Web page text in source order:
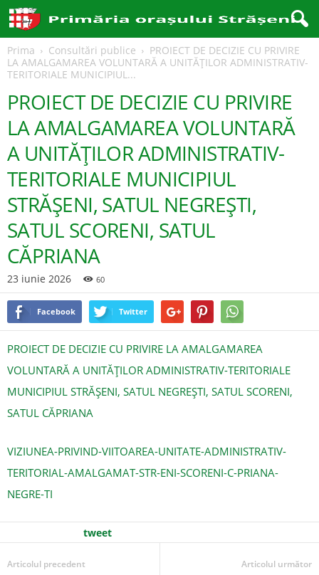
Prima Consultări publice
PROIECT DE DECIZIE CU PRIVIRE
LA AMALGAMAREA VOLUNTARĂ A UNITĂȚILOR ADMINISTRATIV-
TERITORIALE MUNICIPIUL...
PROIECT DE DECIZIE CU PRIVIRE
LA AMALGAMAREA VOLUNTARĂ
A UNITĂȚILOR ADMINISTRATIV-
TERITORIALE MUNICIPIUL
STRĂȘENI, SATUL NEGREȘTI,
SATUL SCORENI, SATUL
CĂPRIANA
23 iunie 2026 60
Facebook Twitter
PROIECT DE DECIZIE CU PRIVIRE LA AMALGAMAREA
VOLUNTARĂ A UNITĂȚILOR ADMINISTRATIV-TERITORIALE
MUNICIPIUL STRĂȘENI, SATUL NEGREȘTI, SATUL SCORENI,
SATUL CĂPRIANA
VIZIUNEA-PRIVIND-VIITOAREA-UNITATE-ADMINISTRATIV-
TERITORIAL-AMALGAMAT-STR-ENI-SCORENI-C-PRIANA-
NEGRE-TI
tweet
Articolul precedent Articolul următor